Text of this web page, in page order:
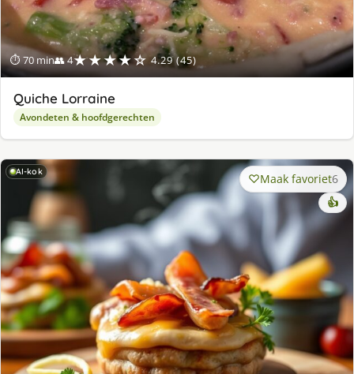
⏱ 70 min👥 4★★★★☆ 4.29 (45)
Quiche Lorraine
Avondeten & hoofdgerechten
AI-kok Maak favoriet6
👍